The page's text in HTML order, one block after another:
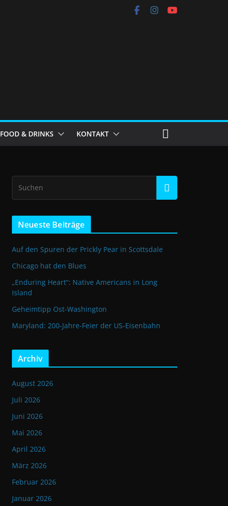
FOOD & DRINKS KONTAKT
Neueste Beiträge
Auf den Spuren der Prickly Pear in Scottsdale
Chicago hat den Blues
„Enduring Heart“: Native Americans in Long
Island
Geheimtipp Ost-Washington
Maryland: 200-Jahre-Feier der US-Eisenbahn
Archiv
August 2026
Juli 2026
Juni 2026
Mai 2026
April 2026
März 2026
Februar 2026
Januar 2026